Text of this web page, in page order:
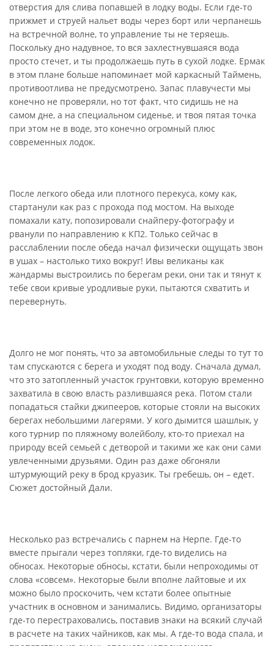
отверстия для слива попавшей в лодку воды. Если где-то
прижмет и струей нальет воды через борт или черпанешь
на встречной волне, то управление ты не теряешь.
Поскольку дно надувное, то вся захлестнувшаяся вода
просто стечет, и ты продолжаешь путь в сухой лодке. Ермак
в этом плане больше напоминает мой каркасный Таймень,
противоотлива не предусмотрено. Запас плавучести мы
конечно не проверяли, но тот факт, что сидишь не на
самом дне, а на специальном сиденье, и твоя пятая точка
при этом не в воде, это конечно огромный плюс
современных лодок.
После легкого обеда или плотного перекуса, кому как,
стартанули как раз с прохода под мостом. На выходе
помахали кату, попозировали снайперу-фотографу и
рванули по направлению к КП2. Только сейчас в
расслаблении после обеда начал физически ощущать звон
в ушах – настолько тихо вокруг! Ивы великаны как
жандармы выстроились по берегам реки, они так и тянут к
тебе свои кривые уродливые руки, пытаются схватить и
перевернуть.
Долго не мог понять, что за автомобильные следы то тут то
там спускаются с берега и уходят под воду. Сначала думал,
что это затопленный участок грунтовки, которую временно
захватила в свою власть разлившаяся река. Потом стали
попадаться стайки джипееров, которые стояли на высоких
берегах небольшими лагерями. У кого дымится шашлык, у
кого турнир по пляжному волейболу, кто-то приехал на
природу всей семьей с детворой и такими же как они сами
увлеченными друзьями. Один раз даже обгоняли
штурмующий реку в брод круазик. Ты гребешь, он – едет.
Сюжет достойный Дали.
Несколько раз встречались с парнем на Нерпе. Где-то
вместе прыгали через топляки, где-то виделись на
обносах. Некоторые обносы, кстати, были непроходимы от
слова «совсем». Некоторые были вполне лайтовые и их
можно было проскочить, чем кстати более опытные
участник в основном и занимались. Видимо, организаторы
где-то перестраховались, поставив знаки на всякий случай
в расчете на таких чайников, как мы. А где-то вода спала, и